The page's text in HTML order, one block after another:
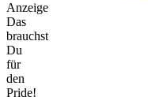
Anzeige
Das
brauchst
Du
für
den
Pride!